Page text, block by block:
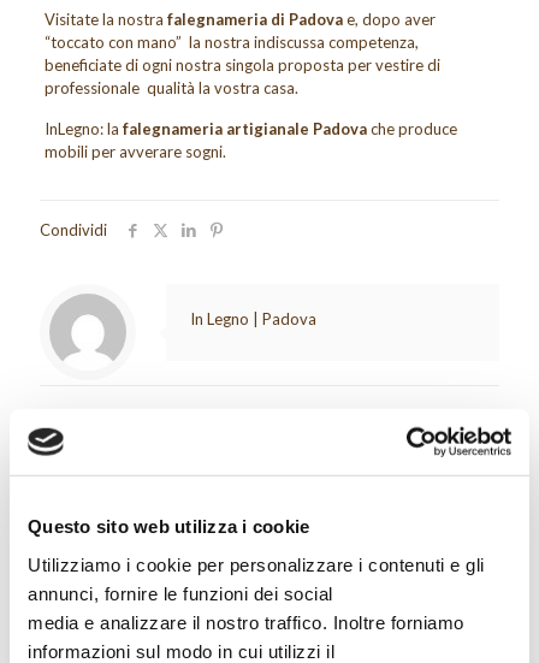
Questo sito web utilizza i cookie
Utilizziamo i cookie per personalizzare i contenuti e gli
annunci, fornire le funzioni dei social
media e analizzare il nostro traffico. Inoltre forniamo
informazioni sul modo in cui utilizzi il
Visitate la nostra falegnameria di Padovae, dopo aver
“toccato con mano” la nostra indiscussa competenza,
beneficiate di ogni nostra singola proposta per vestire di
professionale qualità la vostra casa.
InLegno: la falegnameria artigianale Padovache produce
mobili per avverare sogni.
Condividi
In Legno | Padova